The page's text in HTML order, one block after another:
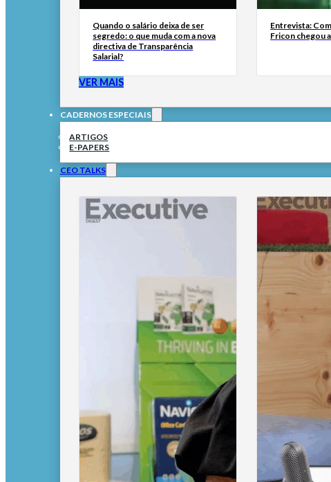
Quando o salário deixa de ser
segredo: o que muda com a nova
directiva de Transparência
Salarial?
Entrevista:
Fricon chegou
VER MAIS
CADERNOS ESPECIAIS
ARTIGOS
E-PAPERS
CEO TALKS